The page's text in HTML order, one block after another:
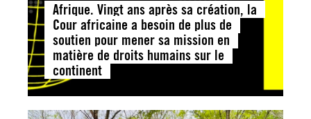
Afrique. Vingt ans après sa création, la
Cour africaine a besoin de plus de
soutien pour mener sa mission en
matière de droits humains sur le
continent